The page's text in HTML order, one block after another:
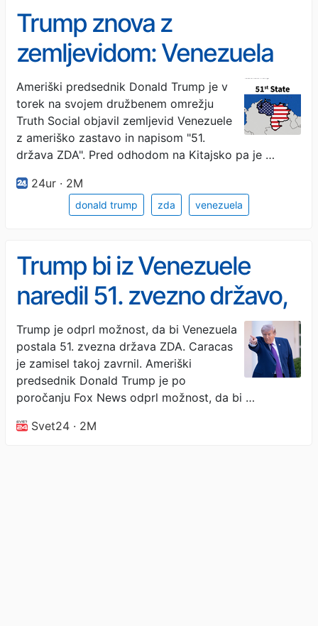
Trump znova z
zemljevidom: Venezuela
kot 51. zvezna država
Ameriški predsednik Donald Trump je v
torek na svojem družbenem omrežju
Truth Social objavil zemljevid Venezuele
z ameriško zastavo in napisom "51.
država ZDA". Pred odhodom na Kitajsko pa je …
24ur · 2M
donald trump zda venezuela
Trump bi iz Venezuele
naredil 51. zvezno državo,
kot razlog navedel nafto
Trump je odprl možnost, da bi Venezuela
postala 51. zvezna država ZDA. Caracas
je zamisel takoj zavrnil. Ameriški
predsednik Donald Trump je po
poročanju Fox News odprl možnost, da bi …
Svet24 · 2M